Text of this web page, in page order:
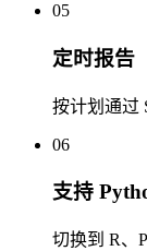
05
定时报告
按计划通过
06
支持
切换到 R、